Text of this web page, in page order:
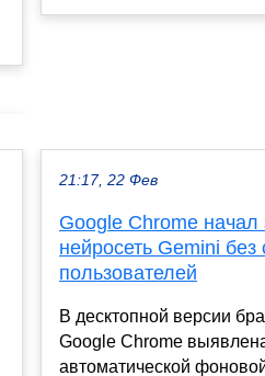
21:17, 22 Фев
Google Chrome начал
нейросеть Gemini без
пользователей
В десктопной версии
Google Chrome
автоматической фоновой